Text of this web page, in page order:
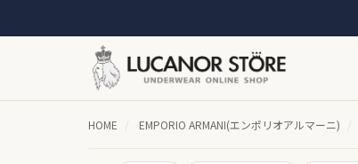
HOME / EMPORIO ARMANI(エンポリオアルマーニ) /